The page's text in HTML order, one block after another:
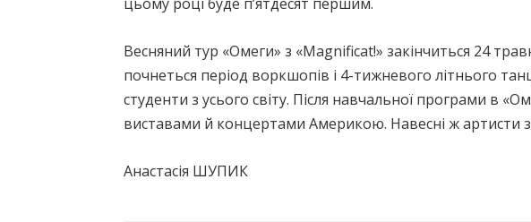
Весняний тур «Омеги» з «Magnificat!» закінчиться 24
почнеться період воркшопів і 4-тижневого літнього
студенти з усього світу. Після навчальної програми в
виставами й концертами Америкою. Навесні ж артисти
Анастасія ШУПИК